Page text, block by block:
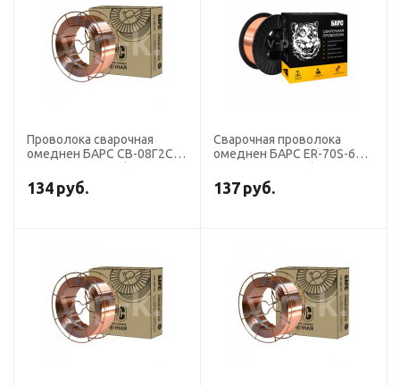
Проволока сварочная
омеднен БАРС СВ-08Г2С
15 кг К-300) СМС
134 руб.
Сварочная проволока
омеднен БАРС ER-70S-6
15 кг аналог СВ-08ГС)
137 руб.